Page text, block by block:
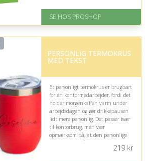
på 4.4 ud af 5
SE HOS PROSHOP
PERSONLIG TERMOKRUS
MED TEKST
Et personligt termokrus er brugbart
for en kontormedarbejder, fordi det
holder morgenkaffen varm under
arbejdsdagen og gør drikkepausen
lidt mere personlig. Det passer især
til kontorbrug, men vær
opmærksom på, at den personlige
udformning måske ikke matcher
219kr